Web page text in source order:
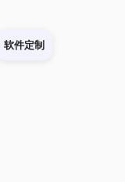
软件定制